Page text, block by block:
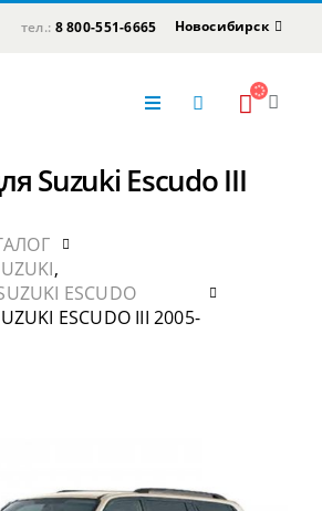
тел.: 8 800-551-6665 Новосибирск
Suzuki Escudo III
,
ESCUDO
ESCUDO III 2005-